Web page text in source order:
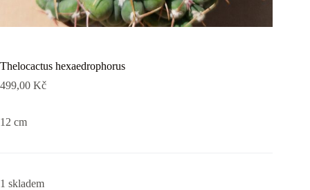
Thelocactus hexaedrophorus
499,00 Kč
12 cm
1 skladem